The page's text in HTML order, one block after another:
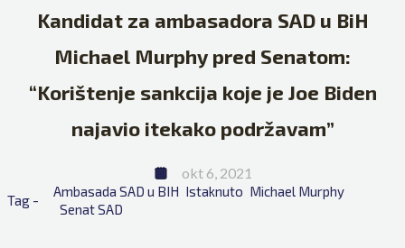
Kandidat za ambasadora SAD u BiH
Michael Murphy pred Senatom:
“Korištenje sankcija koje je Joe Biden
najavio itekako podržavam”
okt 6, 2021
Ambasada SAD u BIH Istaknuto Michael Murphy
Senat SAD